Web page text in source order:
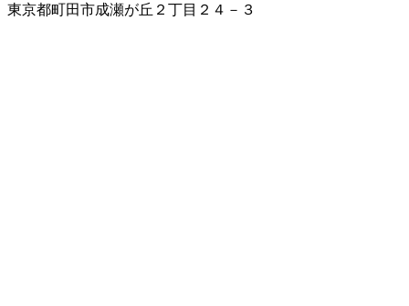
東京都町田市成瀬が丘２丁目２４－３